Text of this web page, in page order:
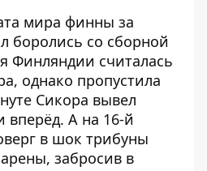
мира финны за
боролись со сборной
Финляндии считалась
однако пропустила
Сикора вывел
вперёд. А на 16-й
в шок трибуны
забросив в